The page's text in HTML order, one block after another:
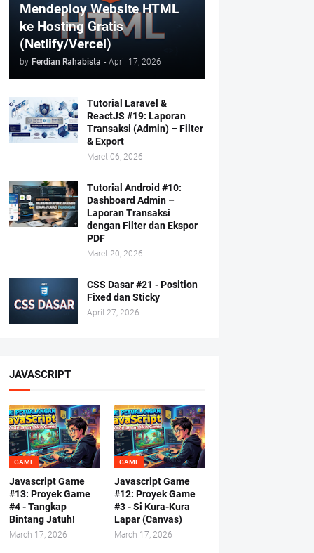
Mendeploy Website HTML
ke Hosting Gratis
(Netlify/Vercel)
by Ferdian Rahabista - April 17, 2026
Tutorial Laravel &
ReactJS #19: Laporan
Transaksi (Admin) – Filter
& Export
Maret 06, 2026
Tutorial Android #10:
Dashboard Admin –
Laporan Transaksi
dengan Filter dan Ekspor
PDF
Maret 20, 2026
CSS Dasar #21 - Position
Fixed dan Sticky
April 27, 2026
JAVASCRIPT
GAME
Javascript Game
#13: Proyek Game
#4 - Tangkap
Bintang Jatuh!
March 17, 2026
GAME
Javascript Game
#12: Proyek Game
#3 - Si Kura-Kura
Lapar (Canvas)
March 17, 2026